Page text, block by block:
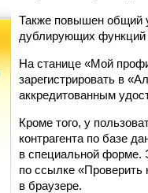
Также повышен общий
дублирующих функций
На станице «Мой
зарегистрировать в
аккредитованным
Кроме того, у
контрагента по базе
в специальной форме.
по ссылке «Проверить
в браузере.